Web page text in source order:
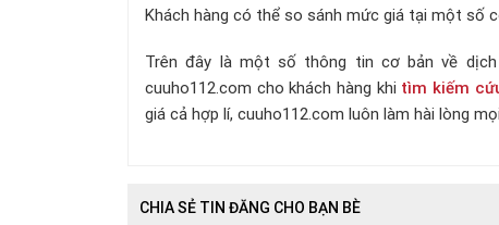
Khách hàng có thể so sánh mức giá tại một số
Trên đây là một số thông tin cơ bản về dịch
cuuho112.com cho khách hàng khi tìm kiếm
giá cả hợp lí, cuuho112.com luôn làm hài lòng
CHIA SẺ TIN ĐĂNG CHO BẠN BÈ